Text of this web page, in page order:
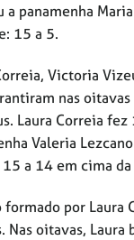
a panamenha
15 a 5.
Victoria
nas
Laura Correia
Valeria
a 14 em cima
por
Nas oitavas,